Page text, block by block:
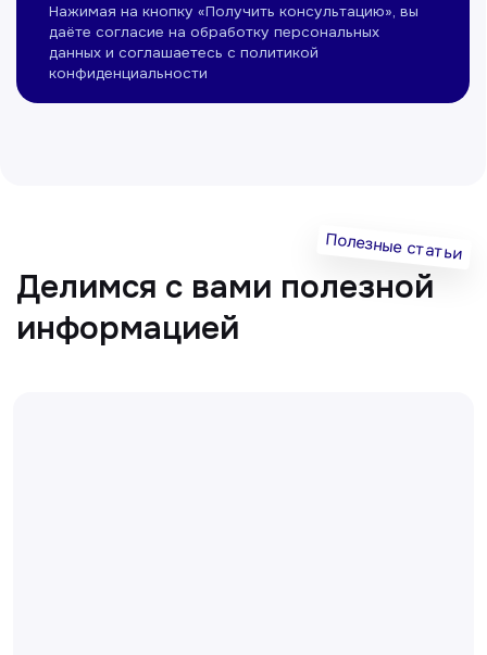
Сайт сделан вfuture-group.uz
© Copyright — 2025, TTD